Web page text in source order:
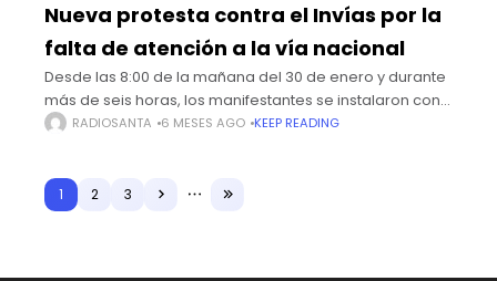
Nueva protesta contra el Invías por la
falta de atención a la vía nacional
Desde las 8:00 de la mañana del 30 de enero y durante
más de seis horas, los manifestantes se instalaron con
pancartas, olla para el sancocho, pitos y arengas en
RADIOSANTA 6 MESES AGO KEEP READING
1 2 3